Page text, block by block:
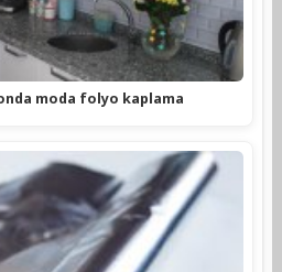
moda folyo kaplama